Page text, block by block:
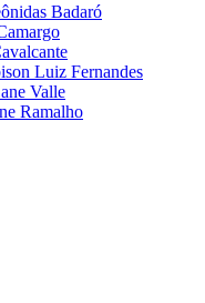
Badaró
Luiz Fernandes
Valle
Ramalho